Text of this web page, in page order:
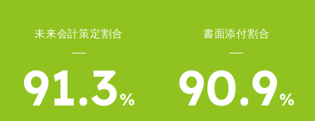
未来会計策定割合
91.3%
書面添付割合
90.9%